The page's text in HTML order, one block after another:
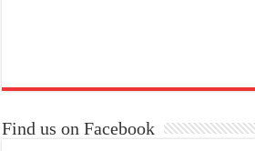
Find us on Facebook